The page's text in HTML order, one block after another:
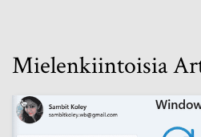
Mielenkiintoisia